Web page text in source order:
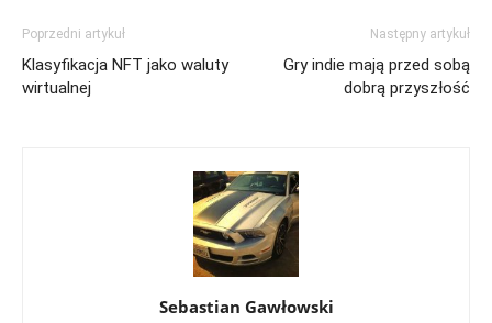
Poprzedni artykuł
Klasyfikacja NFT jako waluty
wirtualnej
Następny artykuł
Gry indie mają przed sobą
dobrą przyszłość
Sebastian Gawłowski